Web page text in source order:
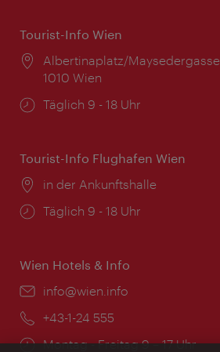
Tourist-Info Wien
Ort:
Albertinaplatz/Maysedergasse
1010 Wien
Öffnungszeiten:
Täglich 9 - 18 Uhr
Tourist-Info Flughafen Wien
Ort:
in der Ankunftshalle
Öffnungszeiten:
Täglich 9 - 18 Uhr
Wien Hotels & Info
Email:
info@wien.info
Telefon:
+43-1-24 555
Öffnungszeiten:
Montag - Freitag 9 – 17 Uhr